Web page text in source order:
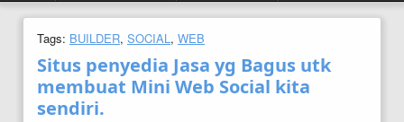
Tags: BUILDER, SOCIAL, WEB
Situs penyedia Jasa yg Bagus utk
membuat Mini Web Social kita
sendiri.